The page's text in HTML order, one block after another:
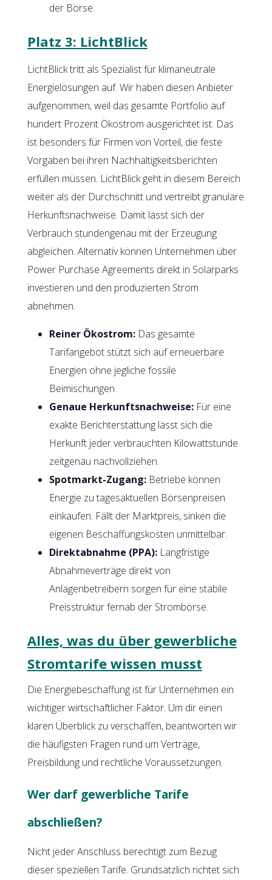
der Börse.
Platz 3: LichtBlick
LichtBlick tritt als Spezialist für klimaneutrale
Energielösungen auf. Wir haben diesen Anbieter
aufgenommen, weil das gesamte Portfolio auf
hundert Prozent Ökostrom ausgerichtet ist. Das
ist besonders für Firmen von Vorteil, die feste
Vorgaben bei ihren Nachhaltigkeitsberichten
erfüllen müssen. LichtBlick geht in diesem Bereich
weiter als der Durchschnitt und vertreibt granulare
Herkunftsnachweise. Damit lässt sich der
Verbrauch stundengenau mit der Erzeugung
abgleichen. Alternativ können Unternehmen über
Power Purchase Agreements direkt in Solarparks
investieren und den produzierten Strom
abnehmen.
Reiner Ökostrom:Das gesamte
Tarifangebot stützt sich auf erneuerbare
Energien ohne jegliche fossile
Beimischungen.
Genaue Herkunftsnachweise:Für eine
exakte Berichterstattung lässt sich die
Herkunft jeder verbrauchten Kilowattstunde
zeitgenau nachvollziehen.
Spotmarkt-Zugang:Betriebe können
Energie zu tagesaktuellen Börsenpreisen
einkaufen. Fällt der Marktpreis, sinken die
eigenen Beschaffungskosten unmittelbar.
Direktabnahme (PPA):Langfristige
Abnahmeverträge direkt von
Anlagenbetreibern sorgen für eine stabile
Preisstruktur fernab der Strombörse.
Alles, was du über gewerbliche
Stromtarife wissen musst
Die Energiebeschaffung ist für Unternehmen ein
wichtiger wirtschaftlicher Faktor. Um dir einen
klaren Überblick zu verschaffen, beantworten wir
die häufigsten Fragen rund um Verträge,
Preisbildung und rechtliche Voraussetzungen.
Wer darf gewerbliche Tarife
abschließen?
Nicht jeder Anschluss berechtigt zum Bezug
dieser speziellen Tarife. Grundsätzlich richtet sich